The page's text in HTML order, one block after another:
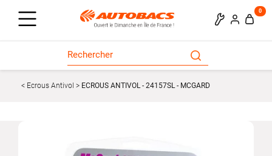
0
Ecrous Antivol ECROUS ANTIVOL - 24157SL - MCGARD